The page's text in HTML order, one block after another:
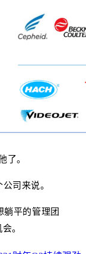
了。
司来说。
躺平的管理团
。